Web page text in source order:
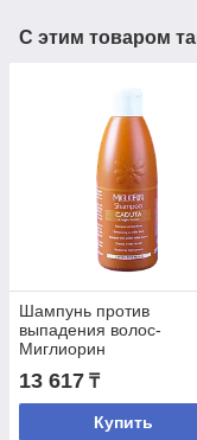
С этим товаром
Шампунь против
выпадения волос-
Миглиорин
13 617 ₸
Купить